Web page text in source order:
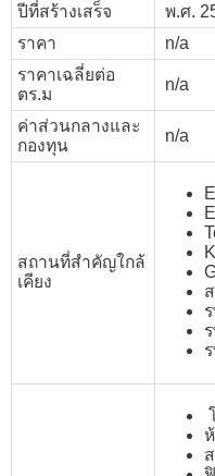
ปีที่สร้างเสร็จ
พ.ศ.
ราคา
n/a
ราคาเฉลี่ยต่อ
ตร.ม
n/a
ค่าส่วนกลางและ
กองทุน
n/a
สถานที่สำคัญใกล้
เคียง